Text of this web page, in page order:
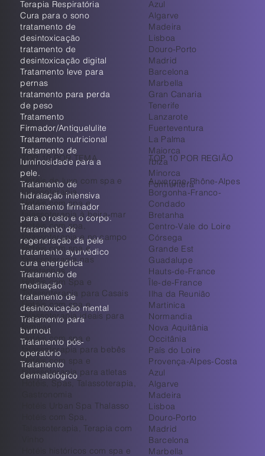
Terapia Respiratória
Cura para o sono
tratamento de
desintoxicação
tratamento de
desintoxicação digital
Tratamento leve para
pernas
tratamento para perda
de peso
Tratamento
Firmador/Antiquelulite
Tratamento nutricional
Tratamento de
luminosidade para a
pele.
Tratamento de
hidratação intensiva
Tratamento firmador
para o rosto e o corpo.
tratamento de
regeneração da pele
tratamento ayurvédico
cura energética
Tratamento de
meditação
tratamento de
desintoxicação mental
Tratamento para
burnout
Tratamento pós-
operatório
Tratamento
dermatológico
Azul
Algarve
Madeira
Lisboa
Douro-Porto
Madrid
Barcelona
Marbella
Gran Canaria
Tenerife
Lanzarote
Fuerteventura
La Palma
Maiorca
Ibiza
Minorca
Formentera
TOP 10 POR REGIÃO
Auvergne-Rhône-Alpes
Borgonha-Franco-
Condado
Bretanha
Centro-Vale do Loire
Córsega
Grande Est
Guadalupe
Hauts-de-France
Île-de-France
Ilha da Reunião
Martinica
Normandia
Nova Aquitânia
Occitânia
País do Loire
Provença-Alpes-Costa
Azul
Algarve
Madeira
Lisboa
Douro-Porto
Madrid
Barcelona
Marbella
TOP 10 POR TEMA
Hotéis de luxo com spa e
talassoterapia
Hotéis com spa e
talassoterapia à beira-mar
Hotéis com spa,
talassoterapia e no campo
Hotéis com spa e
talassoterapia nas
montanhas
Hotéis com Spa e
Talassoterapia para Casais
Hotéis com spa e
talassoterapia ideais para
famílias
Hotéis com spa e
talassoterapia para bebês
Hotéis com spa e
talassoterapia para atletas
Hotéis, Spas, Talassoterapia,
Gastronomia
Hotéis Urban Spa Thalasso
Hotéis com Spa,
Talassoterapia, Terapia com
Hotéis históricos com spa e